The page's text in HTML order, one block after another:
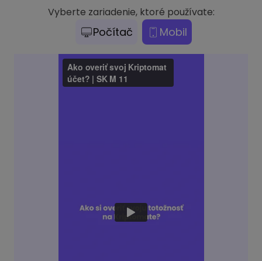
Vyberte zariadenie, ktoré používate:
Počítač Mobil